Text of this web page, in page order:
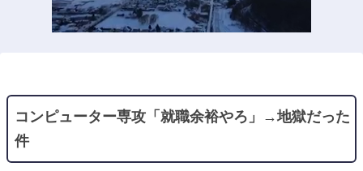
コンピューター専攻「就職余裕やろ」→地獄だった
件